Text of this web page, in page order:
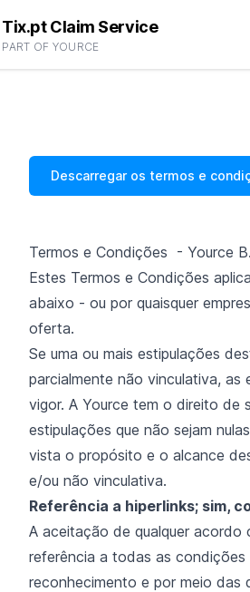
Tix.pt Claim Service
PART OF YOURCE
Descarregar os termos e
Termos e Condições - Yource
Estes Termos e Condições
abaixo - ou por quaisquer
oferta.
Se uma ou mais estipulações
parcialmente não vinculativa, as
vigor. A Yource tem o direito de
estipulações que não sejam
vista o propósito e o alcance
e/ou não vinculativa.
Referência a hiperlinks; sim,
A aceitação de qualquer acordo
referência a todas as condições
reconhecimento e por meio das